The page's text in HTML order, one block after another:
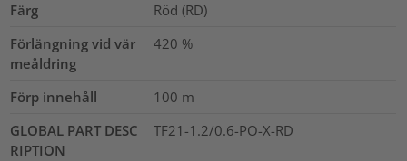
Färg
Röd (RD)
Förlängning vid vär
meåldring
420 %
Förp innehåll 100 m
GLOBAL PART DESC
RIPTION
TF21-1.2/0.6-PO-X-RD